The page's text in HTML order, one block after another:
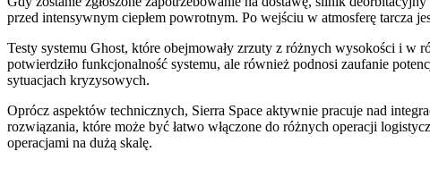
przed intensywnym ciepłem powrotnym. Po wejściu w atmosferę tarcza
Testy systemu Ghost, które obejmowały zrzuty z różnych wysokości i w
potwierdziło funkcjonalność systemu, ale również podnosi zaufanie
sytuacjach kryzysowych.
Oprócz aspektów technicznych, Sierra Space aktywnie pracuje nad
rozwiązania, które może być łatwo włączone do różnych operacji
operacjami na dużą skalę.